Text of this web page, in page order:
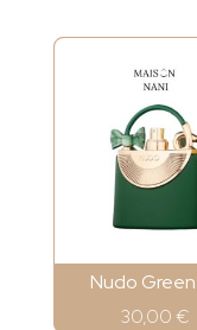
Nudo Green
30,00€